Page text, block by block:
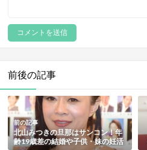
前後の記事
前の記事
北山みつきの旦那はサンコン！年
齢19歳差の結婚や子供・妹の妊活